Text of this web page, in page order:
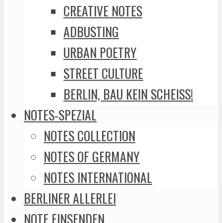
CREATIVE NOTES
ADBUSTING
URBAN POETRY
STREET CULTURE
BERLIN, BAU KEIN SCHEISS!
NOTES-SPEZIAL
NOTES COLLECTION
NOTES OF GERMANY
NOTES INTERNATIONAL
BERLINER ALLERLEI
NOTE EINSENDEN